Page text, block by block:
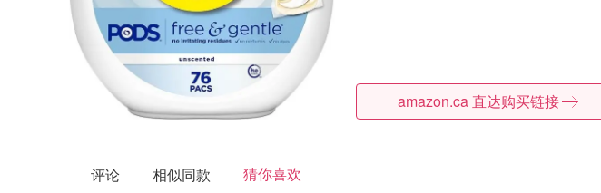
amazon.ca 直达购买链接
评论 相似同款 猜你喜欢